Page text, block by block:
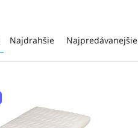
Najdrahšie Najpredávanejšie